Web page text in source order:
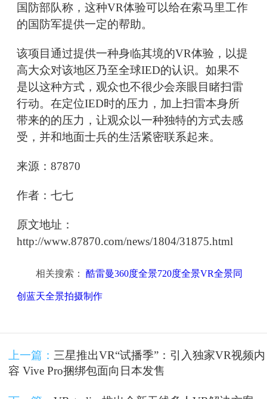
国防部队称，这种VR体验可以给在索马里工作
的国防军提供一定的帮助。
该项目通过提供一种身临其境的VR体验，以提
高大众对该地区乃至全球IED的认识。如果不
是以这种方式，观众也不很少会亲眼目睹扫雷
行动。在定位IED时的压力，加上扫雷本身所
带来的的压力，让观众以一种独特的方式去感
受，并和地面士兵的生活紧密联系起来。
来源：87870
作者：七七
原文地址：
http://www.87870.com/news/1804/31875.html
相关搜索： 酷雷曼360度全景720度全景VR全景同
创蓝天全景拍摄制作
上一篇： 三星推出VR“试播季”：引入独家VR视频内
容 Vive Pro捆绑包面向日本发售